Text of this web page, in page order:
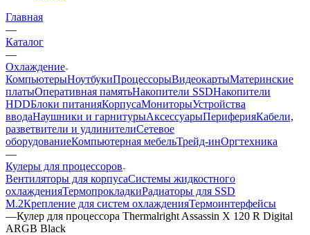
Главная
—
Каталог
—
Охлаждение
КомпьютерыНоутбукиПроцессорыВидеокартыМатеринские
платыОперативная памятьНакопители SSDНакопители
HDDБлоки питанияКорпусаМониторыУстройства
вводаНаушники и гарнитурыАксессуарыПериферияКабели,
разветвители и удлинителиСетевое
оборудованиеКомпьютерная мебельТрейд-инОргтехника
—
Кулеры для процессоров
Вентиляторы для корпусаСистемы жидкостного
охлажденияТермопрокладкиРадиаторы для SSD
M.2Крепление для систем охлажденияТермоинтерфейсы
—Кулер для процессора Thermalright Assassin X 120 R Digital
ARGB Black